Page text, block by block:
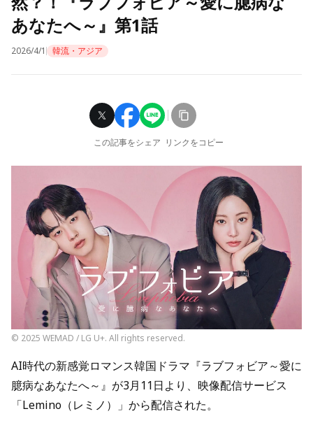
あなたへ～』第1話
2026/4/1 韓流・アジア
この記事をシェア リンクをコピー
© 2025 WEMAD / LG U+. All rights reserved.
AI時代の新感覚ロマンス韓国ドラマ『ラブフォビア～愛に
臆病なあなたへ～』が3月11日より、映像配信サービス
「Lemino（レミノ）」から配信された。